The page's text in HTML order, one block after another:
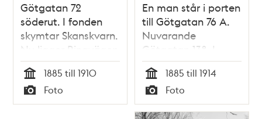
Götgatan 72
söderut. I fonden
skymtar Skanskvarn.
Nu ligger Ringvägen
102 och Åhléns
varuhus på
Södermalm här
Tid
1885 till 1910
Typ
Foto
En man står i porten
till Götgatan 76 A.
Nuvarande
Götgatan 138. I
kvarteret ligger nu
Åhléns varuhus på
Södermalm
Tid
1885 till 1914
Typ
Foto